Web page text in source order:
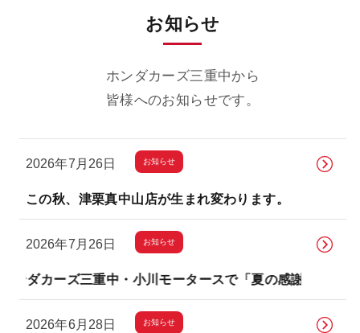
お知らせ
ホンダカーズ三重中から
皆様へのお知らせです。
2026年7月26日 お知らせ
この秋、津栗真中山店が生まれ変わります。
2026年7月26日 お知らせ
ズ三重中・小川モータースで「夏の感謝祭」を開催します
2026年6月28日 お知らせ